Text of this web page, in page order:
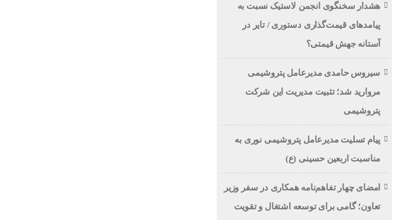
هشدار سخنگوی انجمن لاستیک نسبت به
پیامدهای قیمت‌گذاری دستوری / تایر در
آستانه جهش قیمتی؟
سیروس حامدی مدیرعامل پتروشیمی
مروارید شد؛ تثبیت مدیریت این شرکت
پتروشیمی
پیام تسلیت مدیرعامل پتروشیمی نوری به
مناسبت اربعین حسینی (ع)
امضای چهار تفاهم‌نامه همکاری در سفر وزیر
تعاون؛ گامی برای توسعه اشتغال و تقویت